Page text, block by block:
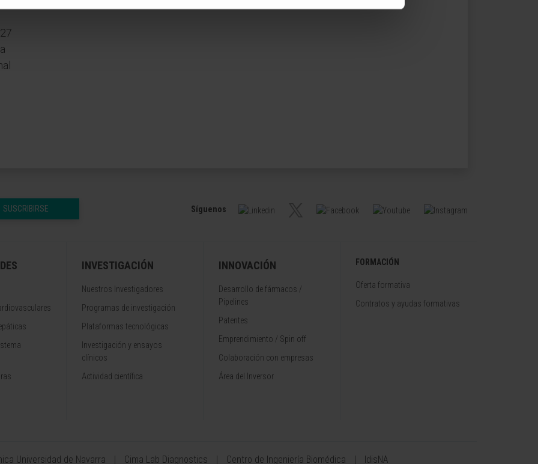
SUSCRIBIRSE Síguenos
INVESTIGACIÓN
Nuestros Investigadores
Programas de investigación
Plataformas tecnológicas
Investigación y ensayos
clínicos
Actividad científica
INNOVACIÓN
Desarrollo de fármacos /
Pipelines
Patentes
Emprendimiento / Spin off
Colaboración con empresas
Área del Inversor
FORMACIÓN
Oferta formativa
Contratos y ayudas formativas
Universidad de Navarra Cima Lab Diagnostics Centro de Ingeniería Biomédica IdisNA